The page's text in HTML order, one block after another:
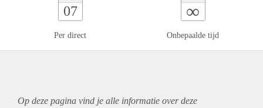
07
Per direct
∞
Onbepaalde tijd
Op deze pagina vind je alle informatie over deze